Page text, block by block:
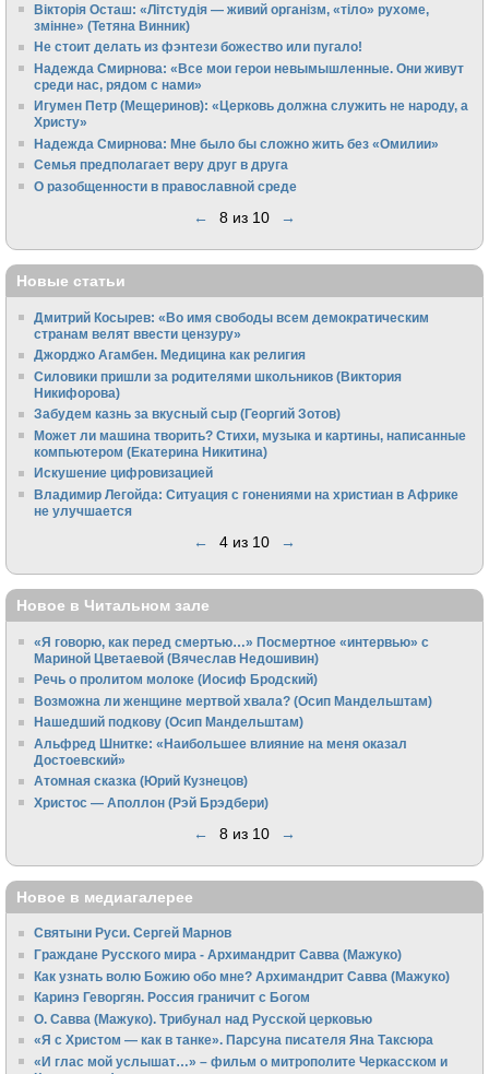
Вікторія Осташ: «Літстудія — живий організм, «тіло» рухоме,
змінне» (Тетяна Винник)
Не стоит делать из фэнтези божество или пугало!
Надежда Смирнова: «Все мои герои невымышленные. Они живут
среди нас, рядом с нами»
Игумен Петр (Мещеринов): «Церковь должна служить не народу, а
Христу»
Надежда Смирнова: Мне было бы сложно жить без «Омилии»
Семья предполагает веру друг в друга
О разобщенности в православной среде
← 8 из 10 →
Новые статьи
Дмитрий Косырев: «Во имя свободы всем демократическим
странам велят ввести цензуру»
Джорджо Агамбен. Медицина как религия
Силовики пришли за родителями школьников (Виктория
Никифорова)
Забудем казнь за вкусный сыр (Георгий Зотов)
Может ли машина творить? Стихи, музыка и картины, написанные
компьютером (Екатерина Никитина)
Искушение цифровизацией
Владимир Легойда: Ситуация с гонениями на христиан в Африке
не улучшается
← 4 из 10 →
Новое в Читальном зале
«Я говорю, как перед смертью…» Посмертное «интервью» с
Мариной Цветаевой (Вячеслав Недошивин)
Речь о пролитом молоке (Иосиф Бродский)
Возможна ли женщине мертвой хвала? (Осип Мандельштам)
Нашедший подкову (Осип Мандельштам)
Альфред Шнитке: «Наибольшее влияние на меня оказал
Достоевский»
Атомная сказка (Юрий Кузнецов)
Христос — Аполлон (Рэй Брэдбери)
← 8 из 10 →
Новое в медиагалерее
Святыни Руси. Сергей Марнов
Граждане Русского мира - Архимандрит Савва (Мажуко)
Как узнать волю Божию обо мне? Архимандрит Савва (Мажуко)
Каринэ Геворгян. Россия граничит с Богом
О. Савва (Мажуко). Трибунал над Русской церковью
«Я с Христом — как в танке». Парсуна писателя Яна Таксюра
«И глас мой услышат…» – фильм о митрополите Черкасском и